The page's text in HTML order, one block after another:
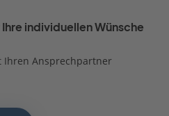
individuellen Wünsche
Ihren Ansprechpartner